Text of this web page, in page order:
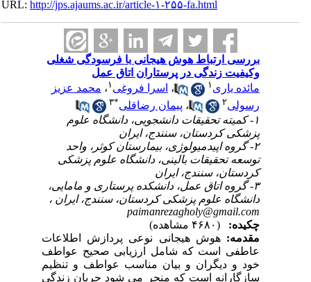
URL:http://jps.ajaums.ac.ir/article-۱-۲۵۵-fa.html
بررسی ارتباط هوش هیجانی با فرسودگی شغلی
وکیفیت زندگی در پرستاران اتاق عمل
مائده یاری۱ ،اسرا فروغی ،محمد عزیز
رسولی
،پیمان رضاقلی ۳
۱- کمیته تحقیقات دانشجویی، دانشگاه علوم
پزشکی کردستان، سنندج، ایران
۲- گروه اپیدمیولوژی، بیمارستان کوثر، واحد
توسعه تحقیقات بالینی، دانشگاه علوم پزشکی
کردستان، سنندج، ایران
۳- گروه اتاق عمل، دانشکده پرستاری و مامایی،
دانشگاه علوم پزشکی کردستان، سنندج، ایران ،
paimanrezagholy@gmail.com
چکیده:
مقدمه:هوش هیجانی نوعی پردازش اطلاعات
عاطفی است که شامل ارزیابی صحیح عواطف
خود و دیگران و بیان مناسب عواطف و تنظیم
سازگارانه است که منجر می شود جریان زندگی